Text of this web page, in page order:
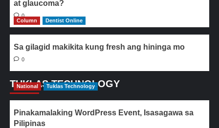
at glaucoma?
0
Column
Dentist Online
Sa gilagid makikita kung fresh ang hininga mo
0
TUKLAS TECHNOLOGY
National Tuklas Technology
Pinakamalaking WordPress Event, Isasagawa sa
Pilipinas